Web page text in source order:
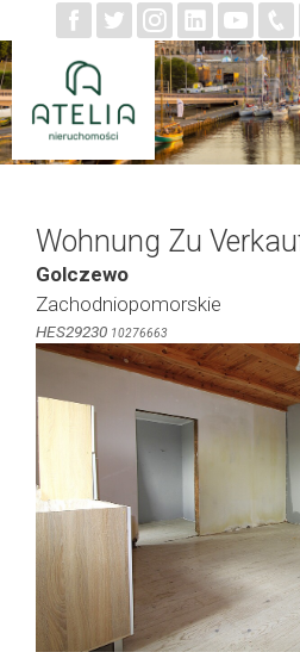
Inhalt
springen
Wohnung Zu
Golczewo
Zachodniopomorskie
HES29230 10276663